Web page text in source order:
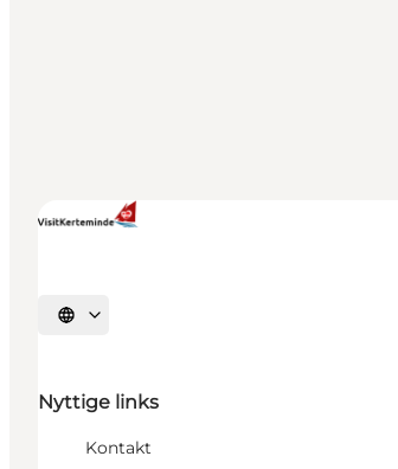
Vælg sprog
Nyttige links
Kontakt